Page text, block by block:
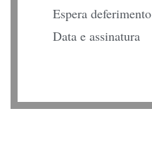
Espera deferimento
Data e assinatura